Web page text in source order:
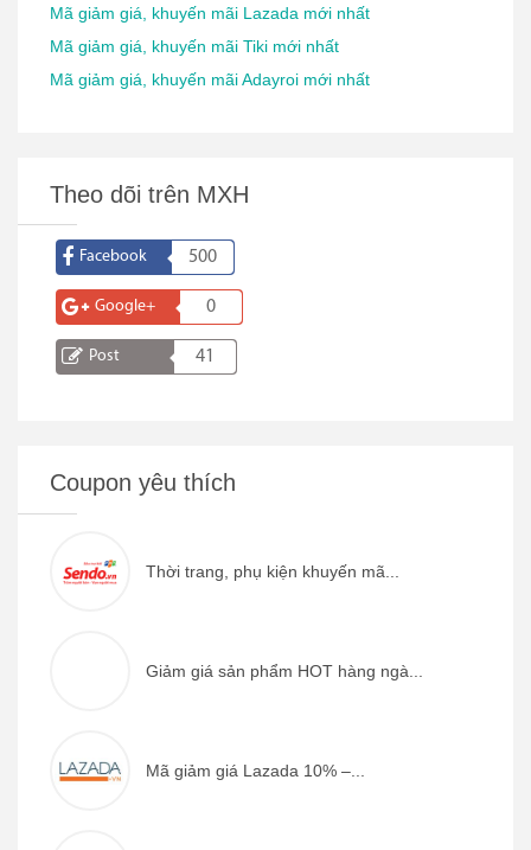
Mã giảm giá, khuyến mãi Lazada mới nhất
Mã giảm giá, khuyến mãi Tiki mới nhất
Mã giảm giá, khuyến mãi Adayroi mới nhất
Theo dõi trên MXH
Facebook 500
Google+ 0
Post 41
Coupon yêu thích
Thời trang, phụ kiện khuyến mã...
Giảm giá sản phẩm HOT hàng ngà...
Mã giảm giá Lazada 10% –...